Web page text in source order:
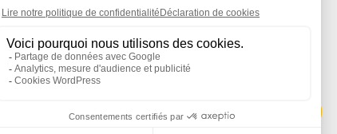
Les cookies
Gestion des cookies